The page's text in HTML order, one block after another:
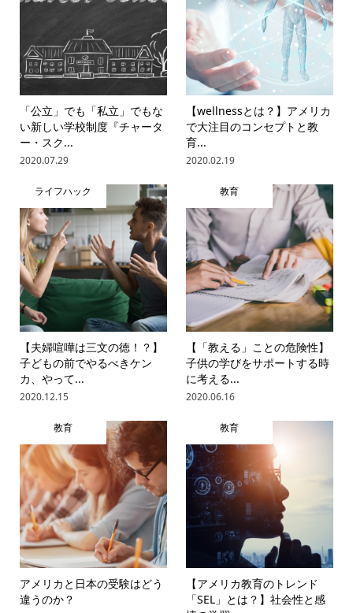
「公立」でも「私立」でもな
い新しい学校制度『チャータ
ー・スク...
2020.07.29
【wellnessとは？】アメリカ
で大注目のコンセプトと教
育...
2020.02.19
ライフハック
【夫婦喧嘩は三文の徳！？】
子どもの前でやるべきケン
カ、やって...
2020.12.15
教育
【「教える」ことの危険性】
子供の学びをサポートする時
に考える...
2020.06.16
教育
アメリカと日本の受験はどう
違うのか？
教育
【アメリカ教育のトレンド
「SEL」とは？】社会性と感